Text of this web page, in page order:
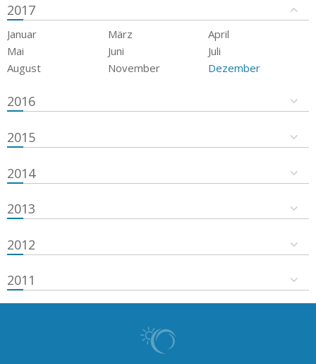
2017
Januar März
April
Mai
Juni
Juli
August
November Dezember
2016
2015
2014
2013
2012
2011